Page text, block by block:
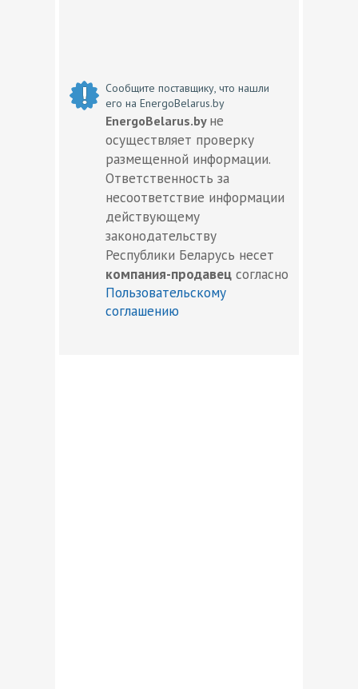
Сообщите поставщику, что нашли
его на EnergoBelarus.by
EnergoBelarus.by не
осуществляет проверку
размещенной информации.
Ответственность за
несоответствие информации
действующему
законодательству
Республики Беларусь несет
компания-продавец согласно
Пользовательскому
соглашению